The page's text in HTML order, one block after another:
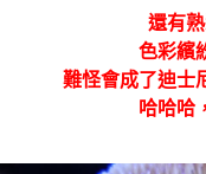
還有
色彩繽
難怪會成了迪士
哈哈哈